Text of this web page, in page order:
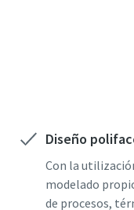
Diseño
Con la
modelado
de procesos,
País
País
País
País
País